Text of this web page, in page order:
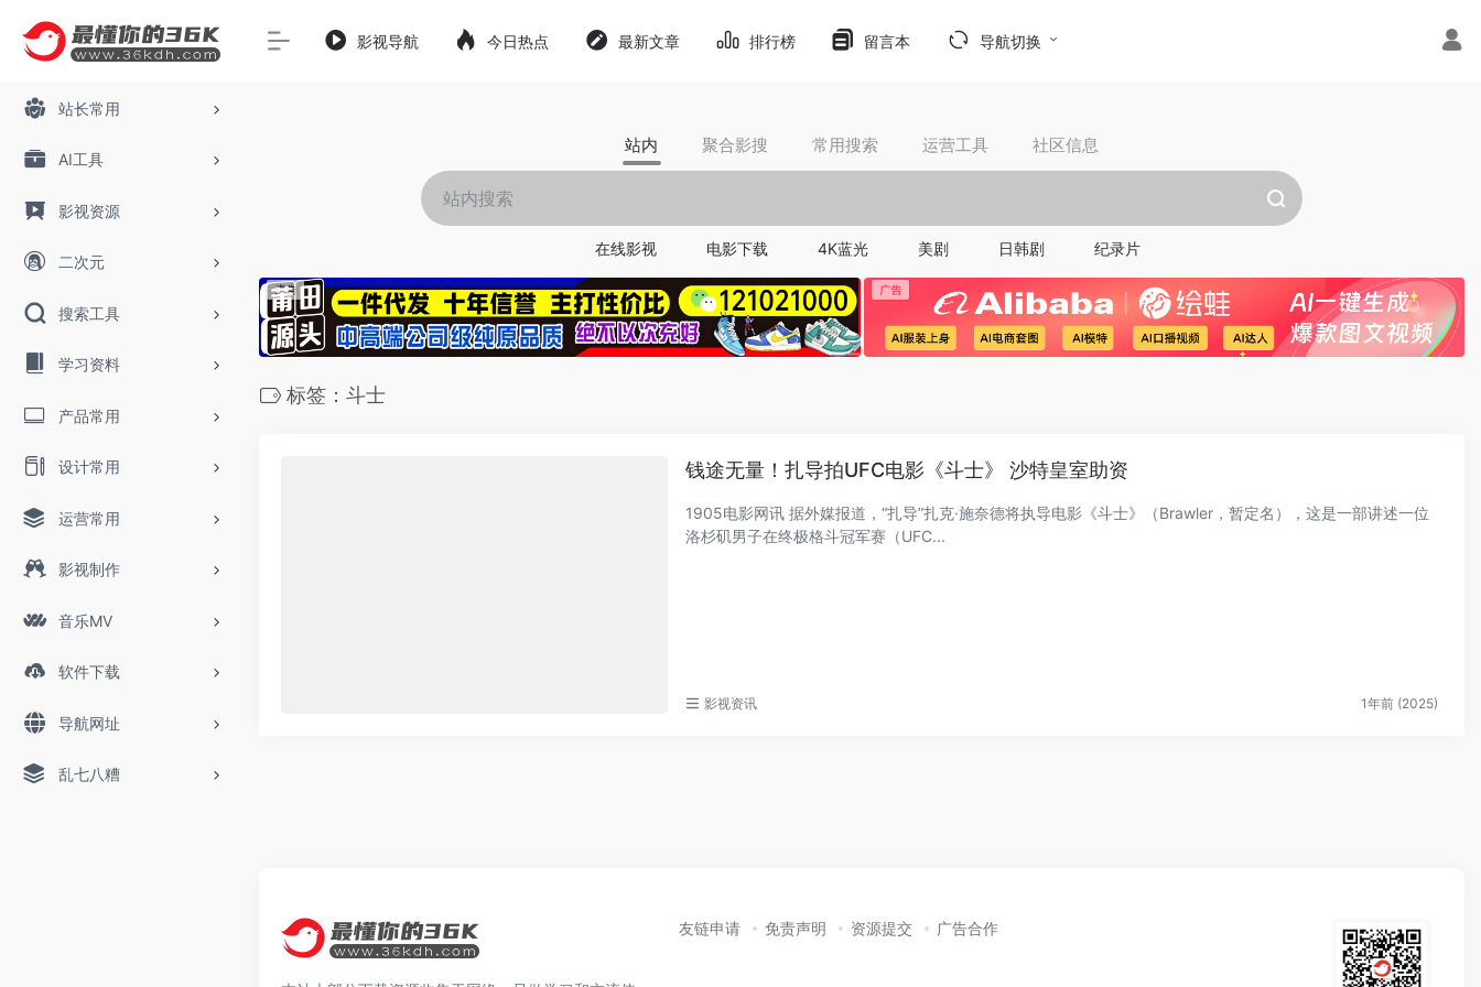
站长常用
AI工具
影视资源
二次元
搜索工具
学习资料
产品常用
设计常用
运营常用
影视制作
音乐MV
软件下载
导航网址
乱七八糟
影视导航 今日热点 最新文章 排行榜 留言本 导航切换
站内 聚合影搜 常用搜索 运营工具 社区信息
在线影视 电影下载 4K蓝光 美剧 日韩剧 纪录片
标签：斗士
钱途无量！扎导拍UFC电影《斗士》 沙特皇室助资
1905电影网讯 据外媒报道，“扎导”扎克·施奈德将执导电影《斗士》（Brawler，暂定名），这是一部讲述一位
洛杉矶男子在终极格斗冠军赛（UFC...
影视资讯 1年前 (2025)
友链申请 免责声明 资源提交 广告合作